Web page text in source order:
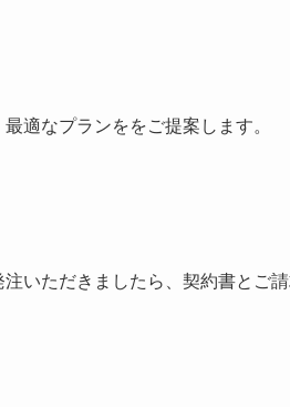
適なプランををご提案します。
いただきましたら、契約書とご